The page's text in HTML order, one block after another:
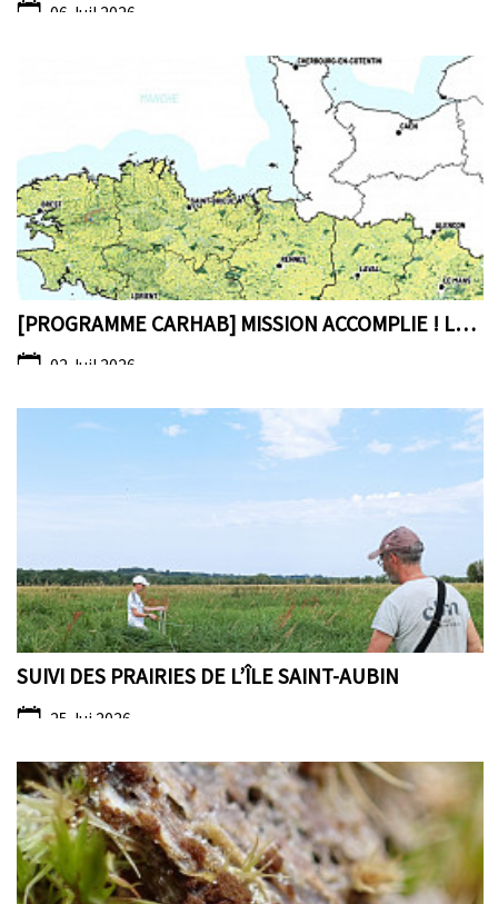
06 Juil 2026
[PROGRAMME CARHAB] MISSION ACCOMPLIE ! LA CARTOGRA...
02 Juil 2026
SUIVI DES PRAIRIES DE L’ÎLE SAINT-AUBIN
25 Jui 2026